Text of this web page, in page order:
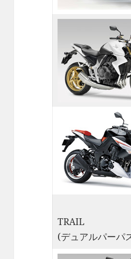
TRAIL
(デュアルパーパ